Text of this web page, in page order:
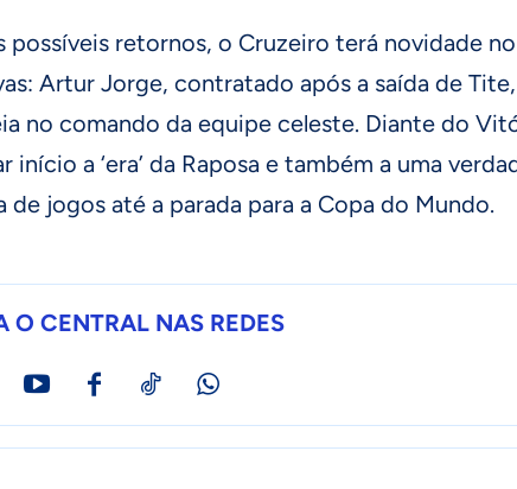
possíveis retornos, o Cruzeiro terá novidade
Artur Jorge, contratado após a saída de
no comando da equipe celeste. Diante do
início a ‘era’ da Raposa e também a uma
de jogos até a parada para a Copa do Mundo.
O CENTRAL NAS REDES